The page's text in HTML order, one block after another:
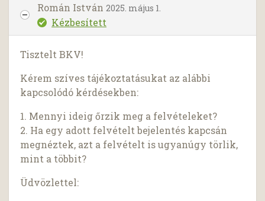
Román István 2025. május 1.
Kézbesített
Tisztelt BKV!
Kérem szíves tájékoztatásukat az alábbi
kapcsolódó kérdésekben:
1. Mennyi ideig őrzik meg a felvételeket?
2. Ha egy adott felvételt bejelentés kapcsán
megnéztek, azt a felvételt is ugyanúgy törlik,
mint a többit?
Üdvözlettel: